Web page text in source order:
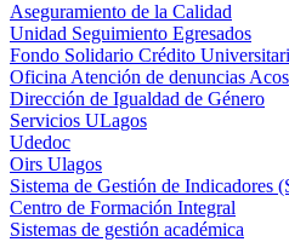
Aseguramiento de la Calidad
Unidad Seguimiento Egresados
Fondo Solidario Crédito
Oficina Atención de denuncias
Dirección de Igualdad de Género
Servicios ULagos
Udedoc
Oirs Ulagos
Sistema de Gestión de Indicadores
Centro de Formación Integral
Sistemas de gestión académica